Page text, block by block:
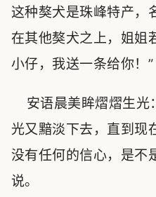
这种獒犬是珠峰特产，
在其他獒犬之上，姐姐
小仔，我送一条给你！”
安语晨美眸熠熠生光
光又黯淡下去，直到现
没有任何的信心，是不
说。